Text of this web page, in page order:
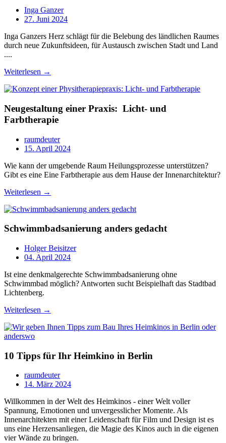
Inga Ganzer
27. Juni 2024
Inga Ganzers Herz schlägt für die Belebung des ländlichen Raumes
durch neue Zukunftsideen, für Austausch zwischen Stadt und Land
....
Weiterlesen →
Neugestaltung einer Praxis: Licht- und
Farbtherapie
raumdeuter
15. April 2024
Wie kann der umgebende Raum Heilungsprozesse unterstützen?
Gibt es eine Eine Farbtherapie aus dem Hause der Innenarchitektur?
Weiterlesen →
Schwimmbadsanierung anders gedacht
Holger Beisitzer
04. April 2024
Ist eine denkmalgerechte Schwimmbadsanierung ohne
Schwimmbad möglich? Antworten sucht Beispielhaft das Stadtbad
Lichtenberg.
Weiterlesen →
10 Tipps für Ihr Heimkino in Berlin
raumdeuter
14. März 2024
Willkommen in der Welt des Heimkinos - einer Welt voller
Spannung, Emotionen und unvergesslicher Momente. Als
Innenarchitekten mit einer Leidenschaft für Film und Design ist es
uns eine Herzensanliegen, die Magie des Kinos auch in die eigenen
vier Wände zu bringen.